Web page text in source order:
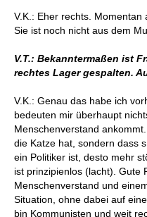
V.K.: Eher rechts. Momentan
Sie ist noch nicht aus dem
V.T.: Bekanntermaßen ist
rechtes Lager gespalten.
V.K.: Genau das habe ich
bedeuten mir überhaupt
Menschenverstand
die Katze hat, sondern dass
ein Politiker ist, desto mehr
ist prinzipienlos (lacht). Gute
Menschenverstand und
Situation, ohne dabei auf
bin Kommunisten und weit